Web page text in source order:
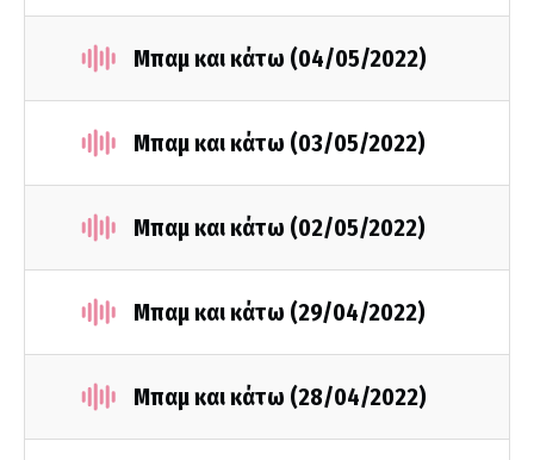
Μπαμ και κάτω (04/05/2022)
Μπαμ και κάτω (03/05/2022)
Μπαμ και κάτω (02/05/2022)
Μπαμ και κάτω (29/04/2022)
Μπαμ και κάτω (28/04/2022)